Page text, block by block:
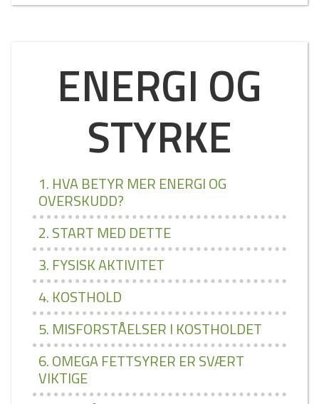
ENERGI OG
STYRKE
1. HVA BETYR MER ENERGI OG
OVERSKUDD?
2. START MED DETTE
3. FYSISK AKTIVITET
4. KOSTHOLD
5. MISFORSTÅELSER I KOSTHOLDET
6. OMEGA FETTSYRER ER SVÆRT
VIKTIGE